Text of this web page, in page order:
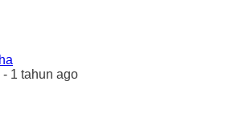
- 1 tahun ago